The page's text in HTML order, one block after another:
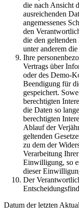
die nach Ansicht
ausreichenden
angemessenes
den
die den
unter anderem
Ihre
Vertrags über
oder des Demo-
Beendigung für
gespeichert.
berechtigten
die Daten so
berechtigten
Ablauf der
geltenden
zu dem der
Verarbeitung
Einwilligung, so
dieser
Der
Datum der letzten